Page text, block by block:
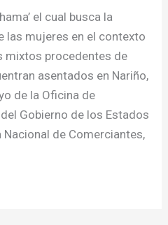
el cual busca la
las mujeres en el contexto
procedentes de
asentados en Nariño,
de la Oficina de
Gobierno de los Estados
Nacional de Comerciantes,